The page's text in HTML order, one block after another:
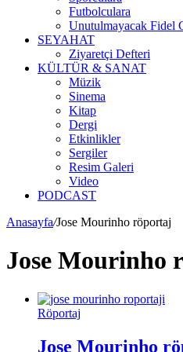
Futbolculara
Unutulmayacak Fidel
SEYAHAT
Ziyaretçi Defteri
KÜLTÜR & SANAT
Müzik
Sinema
Kitap
Dergi
Etkinlikler
Sergiler
Resim Galeri
Video
PODCAST
Anasayfa/Jose Mourinho röportaj
Jose Mourinho
Röportaj
Jose Mourinho